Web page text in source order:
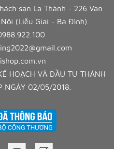
sạn La Thành - 226 Vạn
(Liễu Giai - Ba Đình)
HOẠCH VÀ ĐẦU TƯ THÀNH
NGÀY 02/05/2018.